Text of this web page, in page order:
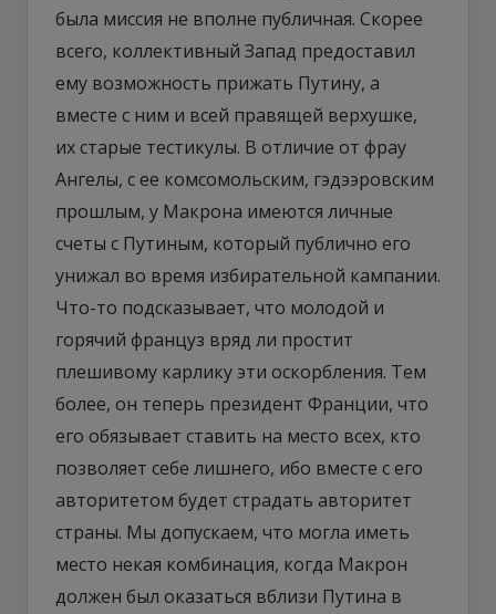
была миссия не вполне публичная. Скорее
всего, коллективный Запад предоставил
ему возможность прижать Путину, а
вместе с ним и всей правящей верхушке,
их старые тестикулы. В отличие от фрау
Ангелы, с ее комсомольским, гэдээровским
прошлым, у Макрона имеются личные
счеты с Путиным, который публично его
унижал во время избирательной кампании.
Что-то подсказывает, что молодой и
горячий француз вряд ли простит
плешивому карлику эти оскорбления. Тем
более, он теперь президент Франции, что
его обязывает ставить на место всех, кто
позволяет себе лишнего, ибо вместе с его
авторитетом будет страдать авторитет
страны. Мы допускаем, что могла иметь
место некая комбинация, когда Макрон
должен был оказаться вблизи Путина в